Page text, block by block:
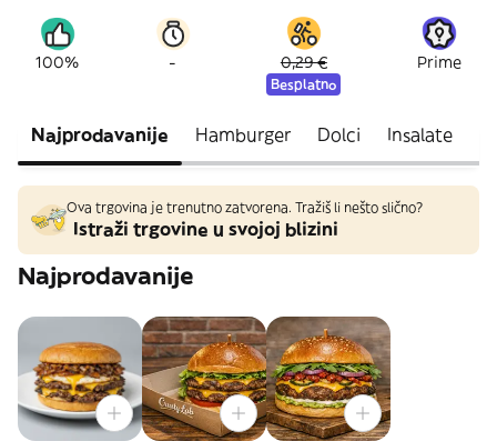
100% - 0,29 €
Besplatno
Prime
Najprodavanije Hamburger Dolci Insalate
Ova trgovina je trenutno zatvorena. Tražiš li nešto slično?
Istraži trgovine u svojoj blizini
Najprodavanije